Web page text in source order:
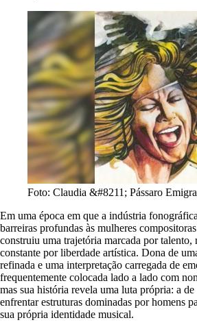
Foto: Claudia &#8211; Pássaro
Em uma época em que a indústria
barreiras profundas às mulheres
construiu uma trajetória marcada por talento,
constante por liberdade artística. Dona de
refinada e uma interpretação carregada de
frequentemente colocada lado a lado com
mas sua história revela uma luta própria: a
enfrentar estruturas dominadas por homens
sua própria identidade musical.